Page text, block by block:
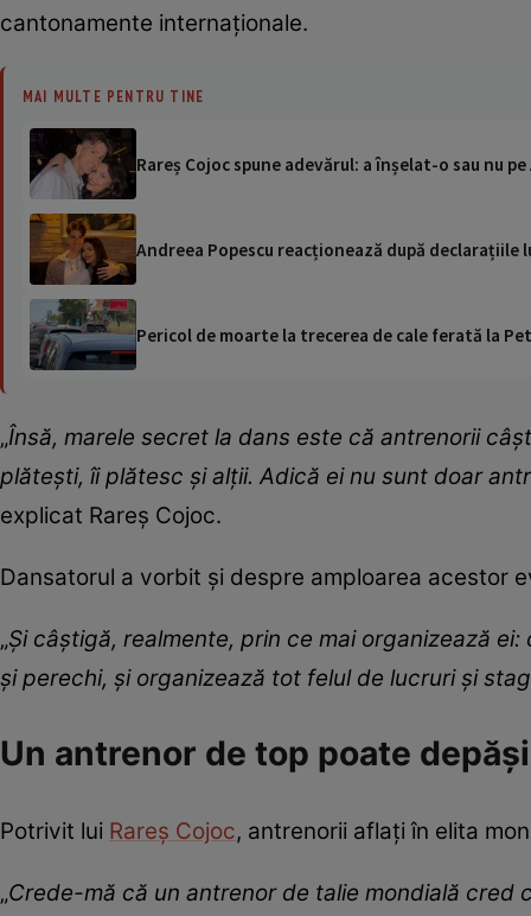
cantonamente internaționale.
MAI MULTE PENTRU TINE
Rareș Cojoc spune adevărul: a înșelat-o sau nu
Andreea Popescu reacționează după declarațiile
Pericol de moarte la trecerea de cale ferată la
„Însă, marele secret la dans este că antrenorii
plătești, îi plătesc și alții. Adică ei nu sunt doar
explicat Rareș Cojoc.
Dansatorul a vorbit și despre amploarea acestor
„Și câștigă, realmente, prin ce mai organizează
și perechi, și organizează tot felul de lucruri și
Un antrenor de top poate
Potrivit lui Rareș Cojoc, antrenorii aflați în elita
„Crede-mă că un antrenor de talie mondială cred